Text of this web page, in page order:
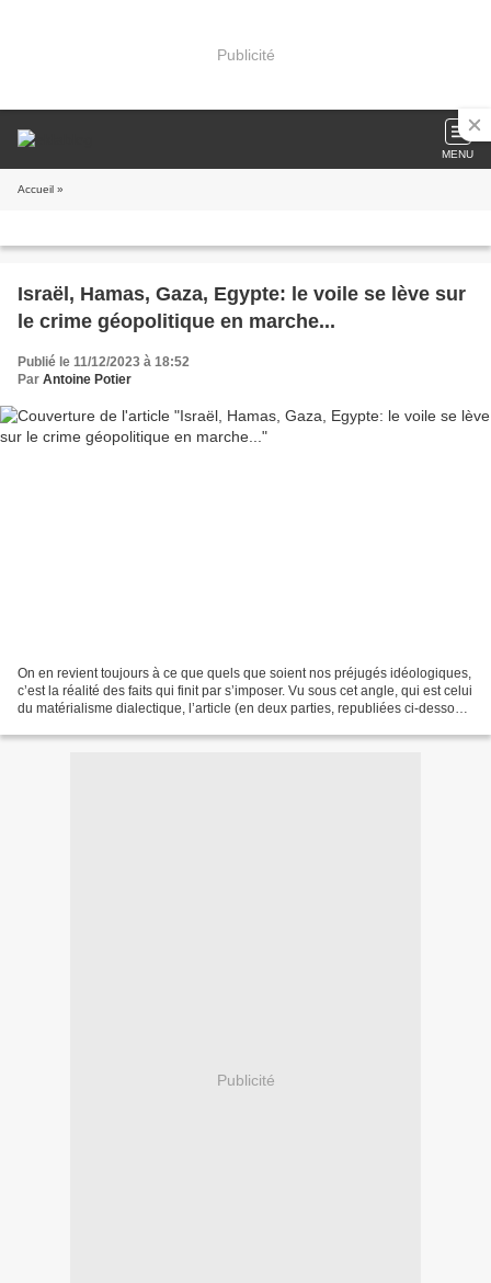
Publicité
MENU
Accueil »
Israël, Hamas, Gaza, Egypte: le voile se lève sur
le crime géopolitique en marche...
Publié le 11/12/2023 à 18:52
Par Antoine Potier
On en revient toujours à ce que quels que soient nos préjugés idéologiques,
c’est la réalité des faits qui finit par s’imposer. Vu sous cet angle, qui est celui
du matérialisme dialectique, l’article (en deux parties, republiées ci-dessous,
Publicité